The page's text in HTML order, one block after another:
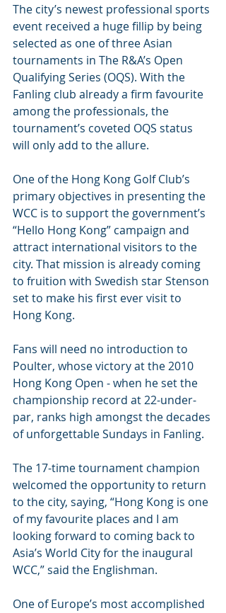
The city’s newest professional sports
event received a huge fillip by being
selected as one of three Asian
tournaments in The R&A’s Open
Qualifying Series (OQS). With the
Fanling club already a firm favourite
among the professionals, the
tournament’s coveted OQS status
will only add to the allure.
One of the Hong Kong Golf Club’s
primary objectives in presenting the
WCC is to support the government’s
“Hello Hong Kong” campaign and
attract international visitors to the
city. That mission is already coming
to fruition with Swedish star Stenson
set to make his first ever visit to
Hong Kong.
Fans will need no introduction to
Poulter, whose victory at the 2010
Hong Kong Open - when he set the
championship record at 22-under-
par, ranks high amongst the decades
of unforgettable Sundays in Fanling.
The 17-time tournament champion
welcomed the opportunity to return
to the city, saying, “Hong Kong is one
of my favourite places and I am
looking forward to coming back to
Asia’s World City for the inaugural
WCC,” said the Englishman.
One of Europe’s most accomplished